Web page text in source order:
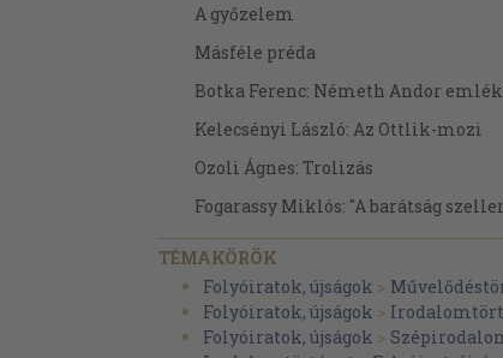
A győzelem
Másféle préda
Botka Ferenc: Németh Andor
Kelecsényi László: Az Ottlik-mozi
Ozoli Ágnes: Trolizás
Fogarassy Miklós: "A barátság
Fogarassy Miklós: Szabó István
barátaihoz
Pollágh Péter: Nincs köd
Mese, habbal
TÉMAKÖRÖK
Folyóiratok, újságok >
Folyóiratok, újságok >
Folyóiratok, újságok >